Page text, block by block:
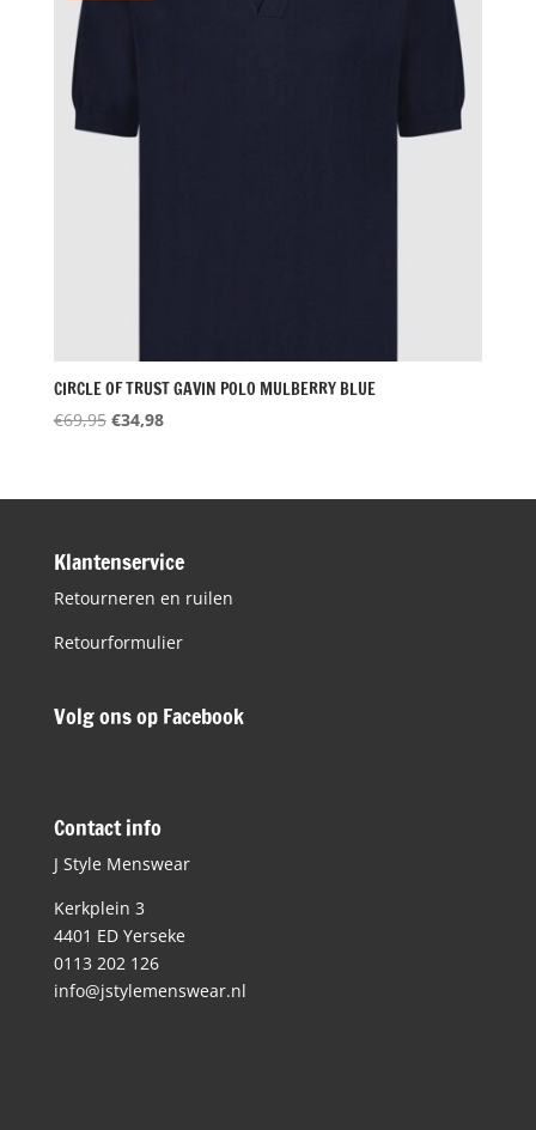
CIRCLE OF TRUST GAVIN POLO MULBERRY BLUE
€69,95 Oorspronkelijke
€69,95.
€34,98Huidige
€34,98.
Klantenservice
Retourneren en ruilen
Retourformulier
Volg ons op Facebook
Contact info
J Style Menswear
Kerkplein 3
4401 ED Yerseke
0113 202 126
info@jstylemenswear.nl